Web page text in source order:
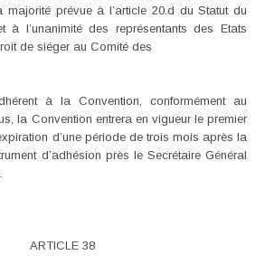
prévue à l’article 20.d du Statut du
à l’unanimité des représentants des Etats
de siéger au Comité des
à la Convention, conformément au
la Convention entrera en vigueur le premier
d’une période de trois mois après la
d’adhésion près le Secrétaire Général
ARTICLE 38